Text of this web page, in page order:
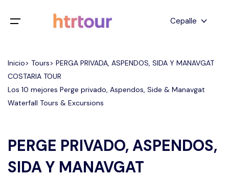
Todos los filtros Cepalle
turco
Menú de juego
Hogar
Destinos
Atrás
Estanbul
Blog
Inicio> Tours> PERGA PRIVADA, ASPENDOS, SIDA Y MANAVGAT
COSTARIA TOUR
Los 10 mejores Perge privado, Aspendos, Side & Manavgat
Waterfall Tours & Excursions
PERGE PRIVADO, ASPENDOS,
SIDA Y MANAVGAT